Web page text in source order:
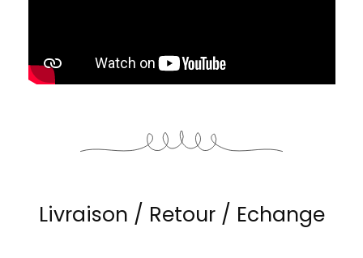
Livraison / Retour / Echange